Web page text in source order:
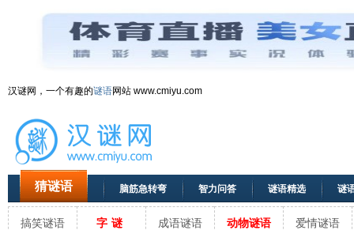
汉谜网，一个有趣的谜语网站 www.cmiyu.com
猜谜语 脑筋急转弯 智力问答 谜语精选 谜
搞笑谜语 字谜 成语谜语 动物谜语 爱情谜语